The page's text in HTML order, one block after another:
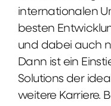
internationalen
besten
und dabei auch
Dann ist ein
Solutions der
weitere Karriere.